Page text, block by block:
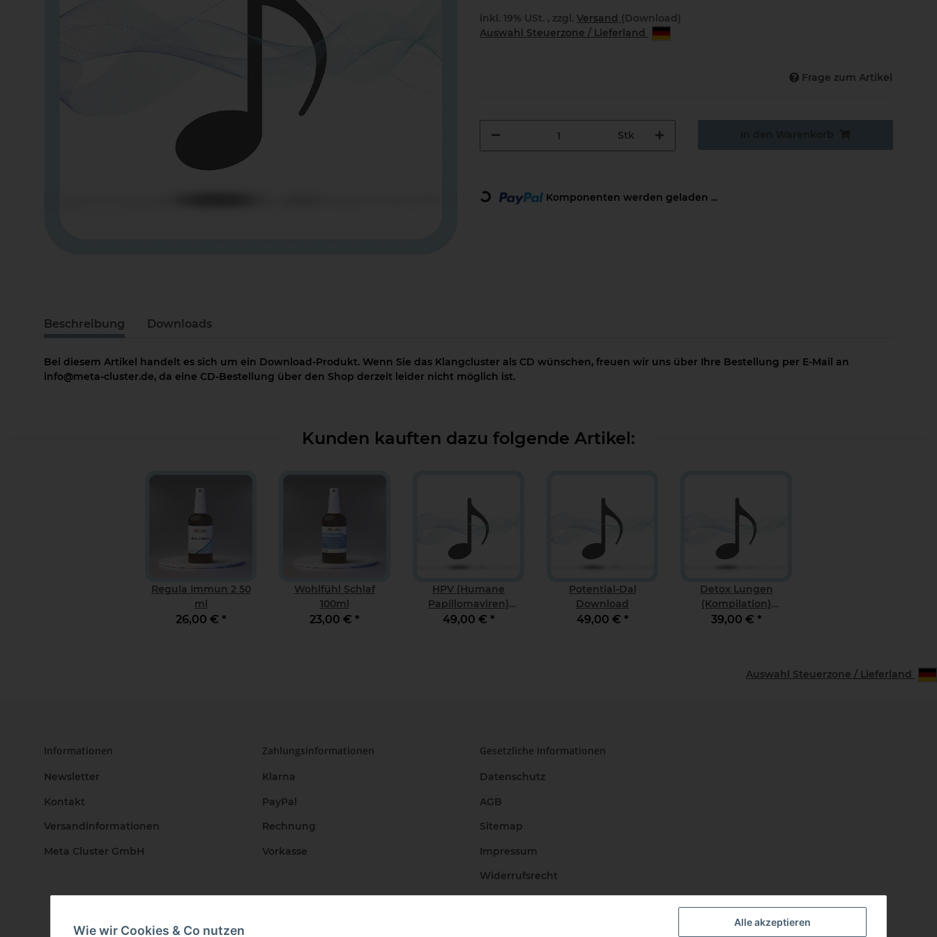
inkl. 19% USt. , zzgl. Versand (Download)
Auswahl Steuerzone / Lieferland
Frage zum Artikel
Stk
Loading... Komponenten werden geladen ...
Beschreibung Downloads
Bei diesem Artikel handelt es sich um ein Download-Produkt. Wenn Sie das Klangcluster als CD wünschen, freuen wir uns über Ihre Bestellung per E-Mail an
info@meta-cluster.de, da eine CD-Bestellung über den Shop derzeit leider nicht möglich ist.
Kunden kauften dazu folgende Artikel:
Regula Immun 2 50
ml
26,00 € *
Wohlfühl Schlaf
100ml
23,00 € *
HPV (Humane
Papillomaviren)
Download
49,00 € *
Potential-Dal
Download
49,00 € *
Detox Lungen
(Kompilation)
Download
39,00 € *
Auswahl Steuerzone / Lieferland
Informationen
Newsletter
Kontakt
Versandinformationen
Meta Cluster GmbH
Zahlungsinformationen
Klarna
PayPal
Rechnung
Vorkasse
Gesetzliche Informationen
Datenschutz
AGB
Sitemap
Impressum
Widerrufsrecht
Wie wir Cookies & Co nutzen
Alle akzeptieren